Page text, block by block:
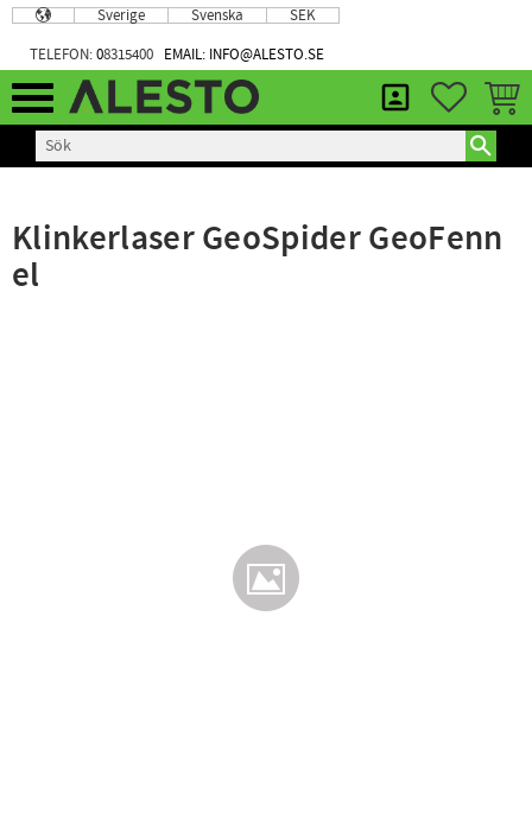
Meny
Sverige Svenska SEK
TELEFON:08315400 EMAIL: INFO@ALESTO.SE
Klinkerlaser GeoSpider GeoFenn
el